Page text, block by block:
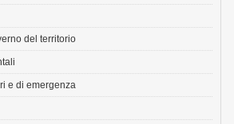
del territorio
e di emergenza